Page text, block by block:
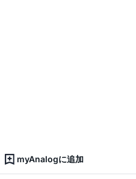
myAnalogに追加